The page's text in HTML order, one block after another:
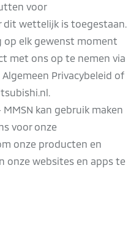
voor
dit wettelijk is toegestaan.
elk gewenst moment
met ons op te nemen via
Privacybeleid of
MMSN kan gebruik maken
voor onze
onze producten en
onze websites en apps te